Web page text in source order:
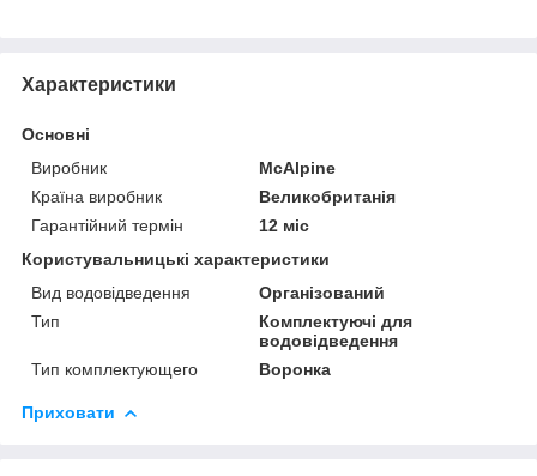
Характеристики
Основні
Виробник
McAlpine
Країна виробник
Великобританія
Гарантійний термін
12 міс
Користувальницькі характеристики
Вид водовідведення
Організований
Тип
Комплектуючі для
водовідведення
Тип комплектующего
Воронка
Приховати